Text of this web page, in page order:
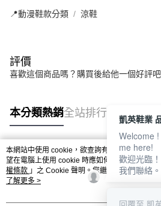
📍動漫鞋款分類 涼鞋
評價
喜歡這個商品嗎？購買後給他一個好評吧
本分類熱銷全站排行
熱門標籤
本網站中使用 cookie，欲查詢有關本網站使用
望在電腦上使用 cookie 時應如何變更電腦的
權條款 」之 Cookie 聲明。您繼續使用本網站
用條款之 Cookie 聲明使用 cookie。
了解更多 >
凱英鞋業
Welcome
me here!
歡迎光臨
我們聯絡。
回覆至 凱